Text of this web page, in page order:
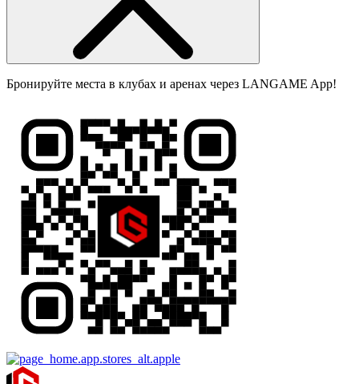
Бронируйте места в клубах и аренах через LANGAME App!